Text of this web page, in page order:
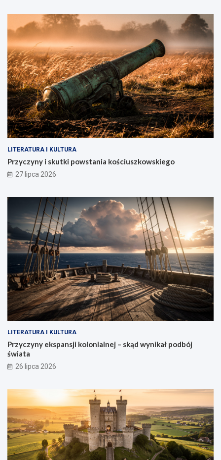
LITERATURA I KULTURA
Przyczyny i skutki powstania kościuszkowskiego
27 lipca 2026
LITERATURA I KULTURA
Przyczyny ekspansji kolonialnej – skąd wynikał podbój
świata
26 lipca 2026